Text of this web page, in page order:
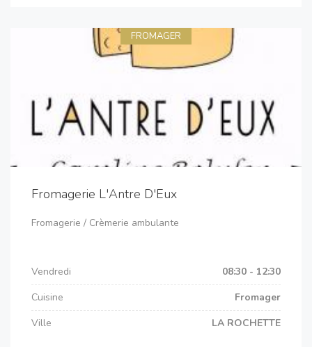
FROMAGER
Fromagerie L'Antre D'Eux
Fromagerie / Crèmerie ambulante
Vendredi
08:30 - 12:30
Cuisine
Fromager
Ville
LA ROCHETTE